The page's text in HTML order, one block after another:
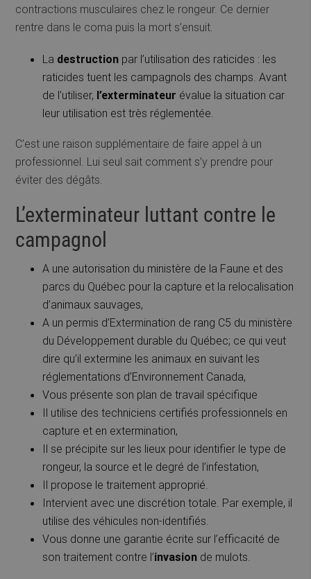
contractions musculaires chez le rongeur. Ce dernier
rentre dans le coma puis la mort s’ensuit.
La destruction par l’utilisation des raticides : les
raticides tuent les campagnols des champs. Avant
de l’utiliser, l’exterminateur évalue la situation car
leur utilisation est très réglementée.
C’est une raison supplémentaire de faire appel à un
professionnel. Lui seul sait comment s’y prendre pour
éviter des dégâts.
L’exterminateur luttant contre le
campagnol
A une autorisation du ministère de la Faune et des
parcs du Québec pour la capture et la relocalisation
d’animaux sauvages,
A un permis d’Extermination de rang C5 du ministère
du Développement durable du Québec; ce qui veut
dire qu’il extermine les animaux en suivant les
réglementations d’Environnement Canada,
Vous présente son plan de travail spécifique
Il utilise des techniciens certifiés professionnels en
capture et en extermination,
Il se précipite sur les lieux pour identifier le type de
rongeur, la source et le degré de l’infestation,
Il propose le traitement approprié.
Intervient avec une discrétion totale. Par exemple, il
utilise des véhicules non-identifiés.
Vous donne une garantie écrite sur l’efficacité de
son traitement contre l’invasion de mulots.